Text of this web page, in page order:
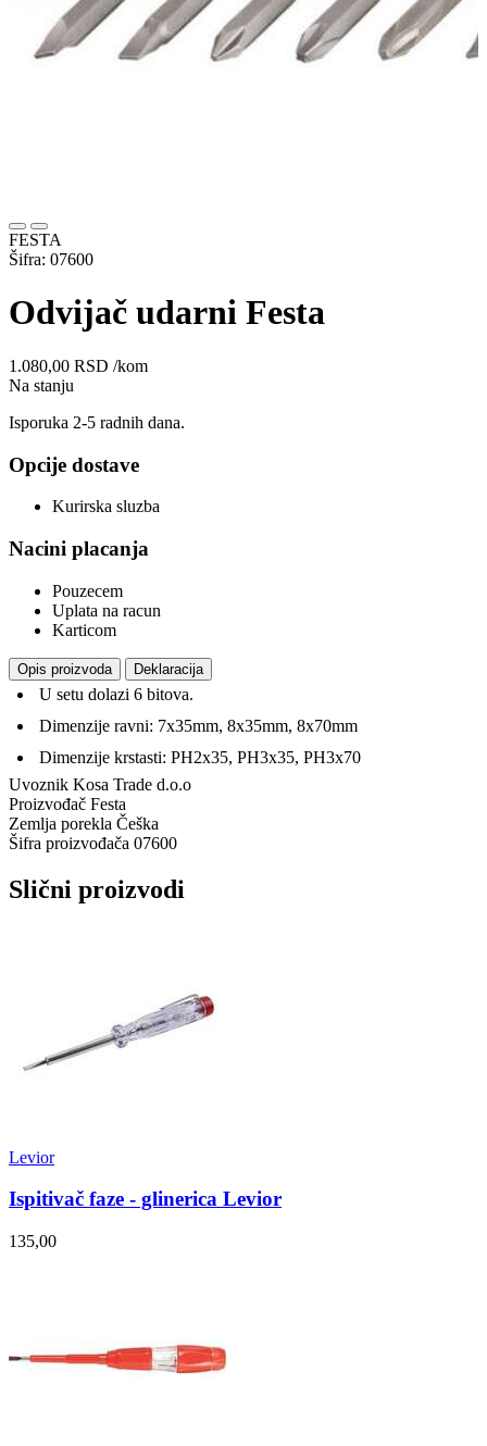
FESTA
Šifra: 07600
Odvijač udarni Festa
1.080,00 RSD /kom
Na stanju
Isporuka 2-5 radnih dana.
Opcije dostave
Kurirska sluzba
Nacini placanja
Pouzecem
Uplata na racun
Karticom
Opis proizvoda Deklaracija
U setu dolazi 6 bitova.
Dimenzije ravni: 7x35mm, 8x35mm, 8x70mm
Dimenzije krstasti: PH2x35, PH3x35, PH3x70
Uvoznik Kosa Trade d.o.o
Proizvođač Festa
Zemlja porekla Češka
Šifra proizvođača 07600
Slični proizvodi
Levior
Ispitivač faze - glinerica Levior
135,00